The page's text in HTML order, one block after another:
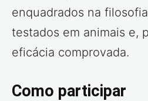
enquadrados na filosofia
testados em animais e,
eficácia comprovada.
Como participar